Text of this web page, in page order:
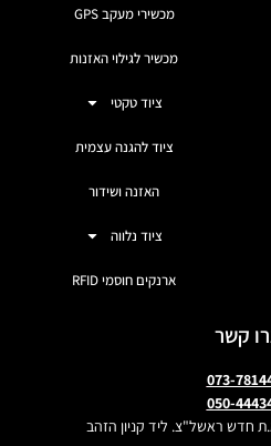
מכשירי מעקב GPS
מכשיר לגילוי האזנות
ציוד טקטי
ציוד להגנה עצמית
האזנה ושידור
ציוד נלווה
ארנקים חוסמי RFID
קשר
073-
050-